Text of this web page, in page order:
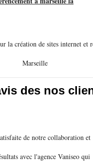
la création de sites internet et
Marseille
des nos